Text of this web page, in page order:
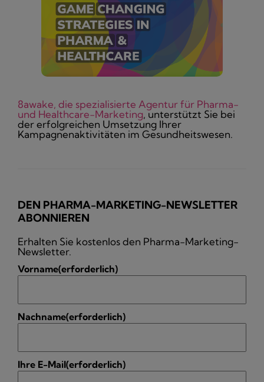
8awake, die spezialisierte Agentur für Pharma-
und Healthcare-Marketing, unterstützt Sie bei
der erfolgreichen Umsetzung Ihrer
Kampagnenaktivitäten im Gesundheitswesen.
DEN PHARMA-MARKETING-NEWSLETTER
ABONNIEREN
Erhalten Sie kostenlos den Pharma-Marketing-
Newsletter.
Vorname(erforderlich)
Nachname(erforderlich)
Ihre E-Mail(erforderlich)